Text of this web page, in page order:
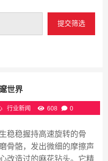
提交筛选
世界
行业新闻 608 0
稳稳握持高速旋转的骨
骨骼，发出微细的摩擦声
改造过的麻花钻头。它精